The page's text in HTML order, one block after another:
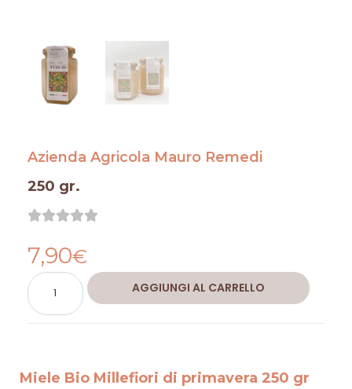
Azienda Agricola Mauro Remedi
250 gr.

5
7,90€
Miele
Bio
Millefiori
AGGIUNGI AL CARRELLO
Alternative:
Miele Bio Millefiori di primavera 250 gr